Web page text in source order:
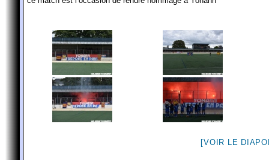
[VOIR LE